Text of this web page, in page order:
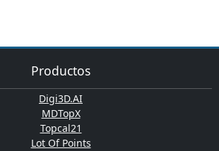
Productos
Digi3D.AI
MDTopX
Topcal21
Lot Of Points